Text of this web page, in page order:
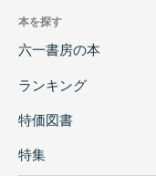
本を探す
六一書房の本
ランキング
特価図書
特集